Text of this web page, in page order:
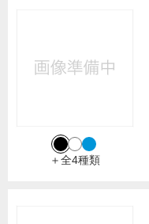
＋全4種類